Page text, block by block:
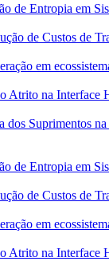
de Entropia em
de Custos de
em
Atrito na Interface
dos Suprimentos
de Entropia em
de Custos de
em
Atrito na Interface